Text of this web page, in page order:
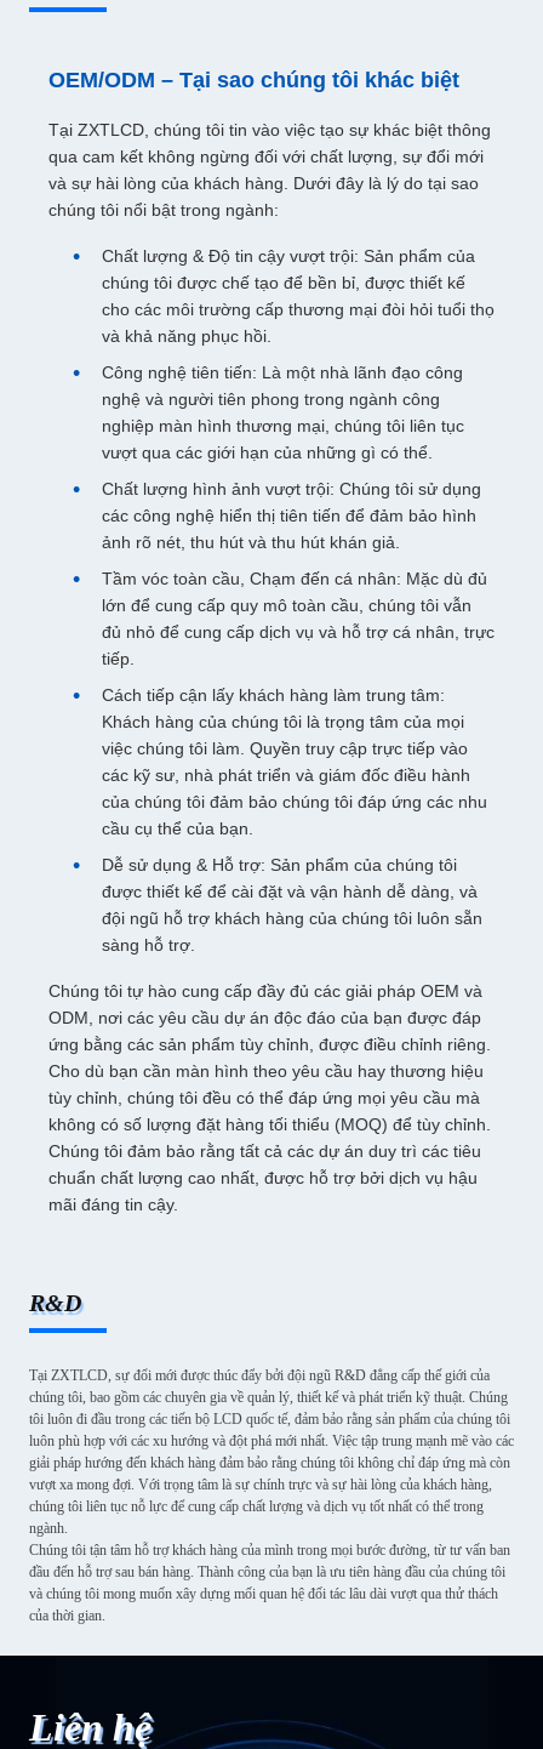
OEM/ODM – Tại sao chúng tôi khác biệt
Tại ZXTLCD, chúng tôi tin vào việc tạo sự khác biệt thông
qua cam kết không ngừng đối với chất lượng, sự đổi mới
và sự hài lòng của khách hàng. Dưới đây là lý do tại sao
chúng tôi nổi bật trong ngành:
Chất lượng & Độ tin cậy vượt trội: Sản phẩm của
chúng tôi được chế tạo để bền bỉ, được thiết kế
cho các môi trường cấp thương mại đòi hỏi tuổi thọ
và khả năng phục hồi.
Công nghệ tiên tiến: Là một nhà lãnh đạo công
nghệ và người tiên phong trong ngành công
nghiệp màn hình thương mại, chúng tôi liên tục
vượt qua các giới hạn của những gì có thể.
Chất lượng hình ảnh vượt trội: Chúng tôi sử dụng
các công nghệ hiển thị tiên tiến để đảm bảo hình
ảnh rõ nét, thu hút và thu hút khán giả.
Tầm vóc toàn cầu, Chạm đến cá nhân: Mặc dù đủ
lớn để cung cấp quy mô toàn cầu, chúng tôi vẫn
đủ nhỏ để cung cấp dịch vụ và hỗ trợ cá nhân, trực
tiếp.
Cách tiếp cận lấy khách hàng làm trung tâm:
Khách hàng của chúng tôi là trọng tâm của mọi
việc chúng tôi làm. Quyền truy cập trực tiếp vào
các kỹ sư, nhà phát triển và giám đốc điều hành
của chúng tôi đảm bảo chúng tôi đáp ứng các nhu
cầu cụ thể của bạn.
Dễ sử dụng & Hỗ trợ: Sản phẩm của chúng tôi
được thiết kế để cài đặt và vận hành dễ dàng, và
đội ngũ hỗ trợ khách hàng của chúng tôi luôn sẵn
sàng hỗ trợ.
Chúng tôi tự hào cung cấp đầy đủ các giải pháp OEM và
ODM, nơi các yêu cầu dự án độc đáo của bạn được đáp
ứng bằng các sản phẩm tùy chỉnh, được điều chỉnh riêng.
Cho dù bạn cần màn hình theo yêu cầu hay thương hiệu
tùy chỉnh, chúng tôi đều có thể đáp ứng mọi yêu cầu mà
không có số lượng đặt hàng tối thiểu (MOQ) để tùy chỉnh.
Chúng tôi đảm bảo rằng tất cả các dự án duy trì các tiêu
chuẩn chất lượng cao nhất, được hỗ trợ bởi dịch vụ hậu
mãi đáng tin cậy.
R&D
Tại ZXTLCD, sự đổi mới được thúc đẩy bởi đội ngũ R&D đẳng cấp thế giới của
chúng tôi, bao gồm các chuyên gia về quản lý, thiết kế và phát triển kỹ thuật. Chúng
tôi luôn đi đầu trong các tiến bộ LCD quốc tế, đảm bảo rằng sản phẩm của chúng tôi
luôn phù hợp với các xu hướng và đột phá mới nhất. Việc tập trung mạnh mẽ vào các
giải pháp hướng đến khách hàng đảm bảo rằng chúng tôi không chỉ đáp ứng mà còn
vượt xa mong đợi. Với trọng tâm là sự chính trực và sự hài lòng của khách hàng,
chúng tôi liên tục nỗ lực để cung cấp chất lượng và dịch vụ tốt nhất có thể trong
ngành.
Chúng tôi tận tâm hỗ trợ khách hàng của mình trong mọi bước đường, từ tư vấn ban
đầu đến hỗ trợ sau bán hàng. Thành công của bạn là ưu tiên hàng đầu của chúng tôi
và chúng tôi mong muốn xây dựng mối quan hệ đối tác lâu dài vượt qua thử thách
của thời gian.
Liên hệ